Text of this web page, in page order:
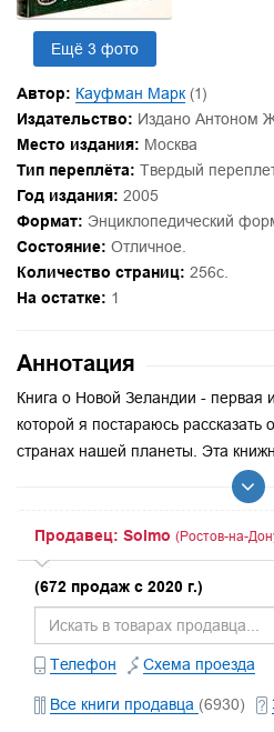
Ещё 3 фото
Автор: Кауфман Марк (1)
Издательство: Издано Антоном
Место издания: Москва
Тип переплёта: Твердый
Год издания: 2005
Формат: Энциклопедический
Состояние: Отличное.
Количество страниц: 256с.
На остатке: 1
Аннотация
Книга о Новой Зеландии - первая
которой я постараюсь рассказать
странах нашей планеты. Эта
Продавец: Solmo (Ростов-на-
(672 продаж с 2020 г.)
Телефон Схема проезда
Все книги продавца (6930)